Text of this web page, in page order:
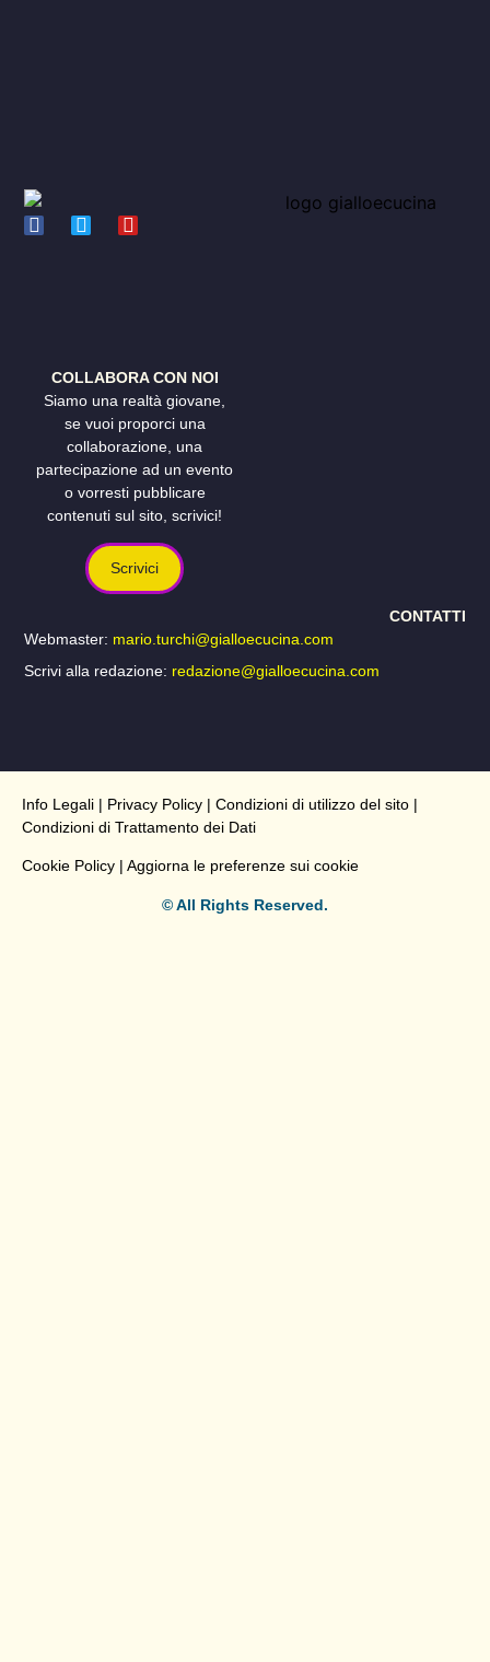
COLLABORA CON NOI
Siamo una realtà giovane,
se vuoi proporci una
collaborazione, una
partecipazione ad un evento
o vorresti pubblicare
contenuti sul sito, scrivici!
Scrivici
CONTATTI
Webmaster: mario.turchi@gialloecucina.com
Scrivi alla redazione: redazione@gialloecucina.com
Info Legali | Privacy Policy | Condizioni di utilizzo del sito |
Condizioni di Trattamento dei Dati
Cookie Policy | Aggiorna le preferenze sui cookie
© All Rights Reserved.